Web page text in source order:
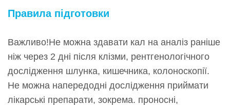
Правила підготовки
Важливо!Не можна здавати кал на аналіз раніше
ніж через 2 дні після клізми, рентгенологічного
дослідження шлунка, кишечника, колоноскопії.
Не можна напередодні дослідження приймати
лікарські препарати, зокрема. проносні,